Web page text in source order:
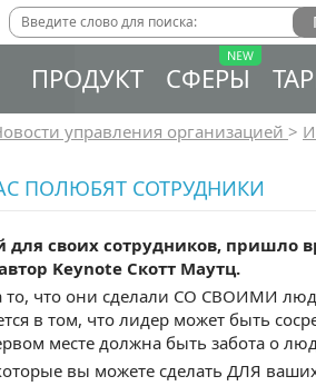
ПРОДУКТ СФЕРЫ
управления организацией >
ПОЛЮБЯТ СОТРУДНИКИ
для своих сотрудников, пришло
Keynote Скотт Маутц.
то, что они сделали СО СВОИМИ
в том, что лидер может быть
месте должна быть забота о
вы можете сделать ДЛЯ